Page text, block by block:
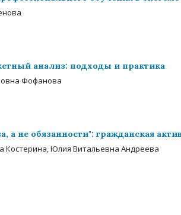
анализ: подходы и практика
Фофанова
а не обязанности": гражданская
Костерина, Юлия Витальевна Андреева